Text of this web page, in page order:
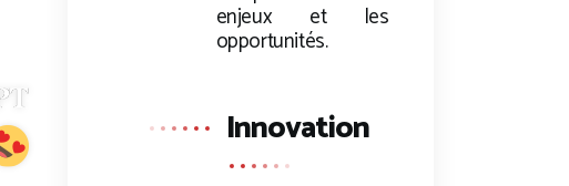
enjeux et les
opportunités.
Innovation